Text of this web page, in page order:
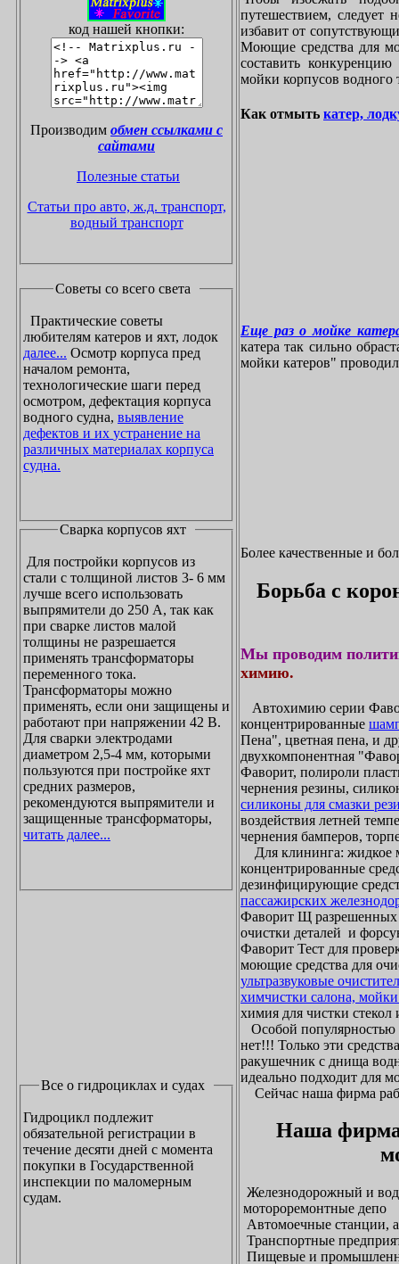
код нашей кнопки:
Производим обмен ссылками с
сайтами
Полезные статьи
Статьи про авто, ж.д. транспорт,
водный транспорт
Советы со всего света
Практические советы
любителям катеров и яхт, лодок
далее... Осмотр корпуса пред
началом ремонта,
технологические шаги перед
осмотром, дефектация корпуса
водного судна, выявление
дефектов и их устранение на
различных материалах корпуса
судна.
Сварка корпусов яхт
Для постройки корпусов из
стали с толщиной листов 3- 6 мм
лучше всего использовать
выпрямители до 250 А, так как
при сварке листов малой
толщины не разрешается
применять трансформаторы
переменного тока.
Трансформаторы можно
применять, если они защищены и
работают при напряжении 42 В.
Для сварки электродами
диаметром 2,5-4 мм, которыми
пользуются при постройке яхт
средних размеров,
рекомендуются выпрямители и
защищенные трансформаторы,
читать далее...
Все о гидроциклах и судах
Гидроцикл подлежит
обязательной регистрации в
течение десяти дней с момента
покупки в Государственной
инспекции по маломерным
судам.
путешествием, следует
избавит от
Моющие средства для
составить
мойки корпусов водного
Как отмыть катер,
Еще раз о мойке
катера так сильно
мойки катеров"
Более качественные и
Борьба с
Мы проводим
химию.
Автохимию серии
концентрированные
Пена", цветная пена, и
двухкомпонентная
Фаворит, полироли
чернения резины,
силиконы для смазки
воздействия летней
чернения бамперов,
Для клининга: жидкое
концентрированные
дезинфицирующие
пассажирских
Фаворит Щ
очистки деталей и
Фаворит Тест для
моющие средства для
ультразвуковые
химчистки салона,
химия для чистки стекол
Особой популярностью
нет!!! Только эти
ракушечник с днища
идеально подходит для
Сейчас наша фирма
Наша фирма
Железнодорожный и
мотороремонтные депо
Автомоечные станции,
Транспортные
Пищевые и